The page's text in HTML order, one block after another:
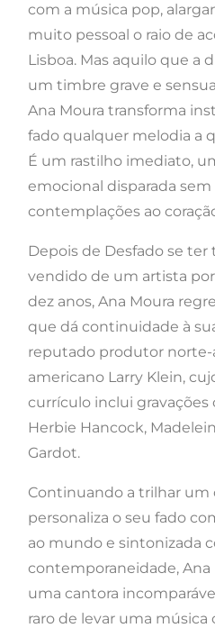
com a música pop,
muito pessoal o raio de
Lisboa. Mas aquilo que a
um timbre grave e
Ana Moura transforma
fado qualquer melodia a
É um rastilho imediato,
emocional disparada sem
contemplações ao
Depois de Desfado se
vendido de um artista
dez anos, Ana Moura
que dá continuidade à
reputado produtor
americano Larry Klein,
currículo inclui gravações
Herbie Hancock,
Gardot.
Continuando a trilhar um
personaliza o seu fado
ao mundo e sintonizada
contemporaneidade, Ana
uma cantora
raro de levar uma